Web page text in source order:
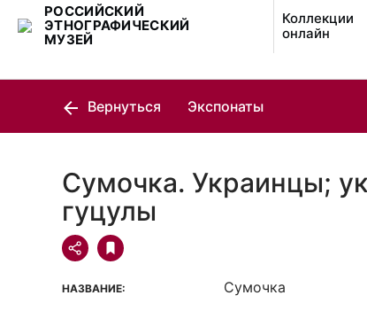
РОССИЙСКИЙ
ЭТНОГРАФИЧЕСКИЙ
МУЗЕЙ
Коллекции
онлайн
Вернуться Экспонаты
Сумочка. Украинцы;
гуцулы
НАЗВАНИЕ: Сумочка